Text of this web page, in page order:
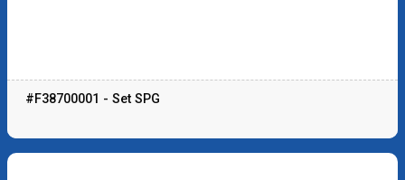
#F38700001 - Set SPG